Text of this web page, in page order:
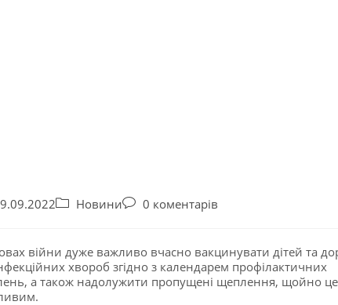
Новини 0 коментарів
війни дуже важливо вчасно вакцинувати дітей та
хвороб згідно з календарем профілактичних
а також надолужити пропущені щеплення, щойно це